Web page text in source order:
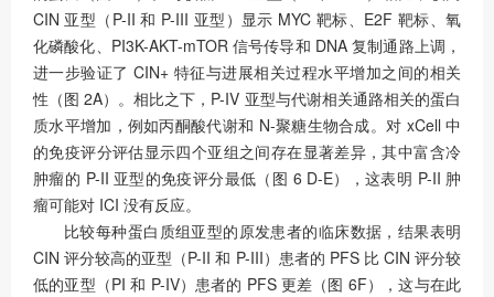
CIN 亚型（P-II 和 P-III 亚型）显示 MYC 靶标、E2F 靶标、氧
化磷酸化、PI3K-AKT-mTOR 信号传导和 DNA 复制通路上调，
进一步验证了 CIN+ 特征与进展相关过程水平增加之间的相关
性（图 2A）。相比之下，P-IV 亚型与代谢相关通路相关的蛋白
质水平增加，例如丙酮酸代谢和 N-聚糖生物合成。对 xCell 中
的免疫评分评估显示四个亚组之间存在显著差异，其中富含冷
肿瘤的 P-II 亚型的免疫评分最低（图 6 D-E），这表明 P-II 肿
瘤可能对 ICI 没有反应。
比较每种蛋白质组亚型的原发患者的临床数据，结果表明
CIN 评分较高的亚型（P-II 和 P-III）患者的 PFS 比 CIN 评分较
低的亚型（PI 和 P-IV）患者的 PFS 更差（图 6F），这与在此